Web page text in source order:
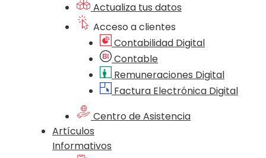
Actualiza tus datos
Acceso a clientes
Contabilidad Digital
Contable
Remuneraciones Digital
Factura Electrónica Digital
Centro de Asistencia
Artículos
Informativos